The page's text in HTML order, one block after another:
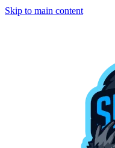
Skip to main content